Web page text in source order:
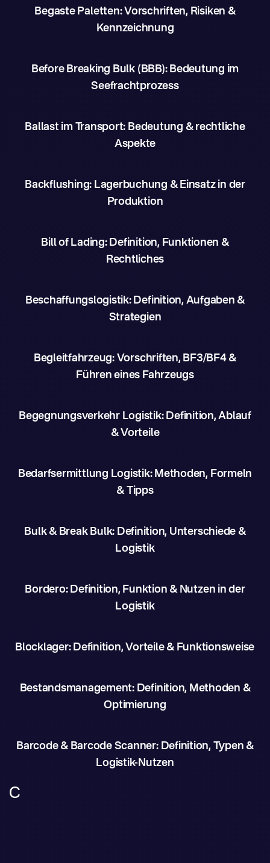
Begaste Paletten: Vorschriften, Risiken &
Kennzeichnung
Before Breaking Bulk (BBB): Bedeutung im
Seefrachtprozess
Ballast im Transport: Bedeutung & rechtliche
Aspekte
Backflushing: Lagerbuchung & Einsatz in der
Produktion
Bill of Lading: Definition, Funktionen &
Rechtliches
Beschaffungslogistik: Definition, Aufgaben &
Strategien
Begleitfahrzeug: Vorschriften, BF3/BF4 &
Führen eines Fahrzeugs
Begegnungsverkehr Logistik: Definition, Ablauf
& Vorteile
Bedarfsermittlung Logistik: Methoden, Formeln
& Tipps
Bulk & Break Bulk: Definition, Unterschiede &
Logistik
Bordero: Definition, Funktion & Nutzen in der
Logistik
Blocklager: Definition, Vorteile & Funktionsweise
Bestandsmanagement: Definition, Methoden &
Optimierung
Barcode & Barcode Scanner: Definition, Typen &
Logistik-Nutzen
C